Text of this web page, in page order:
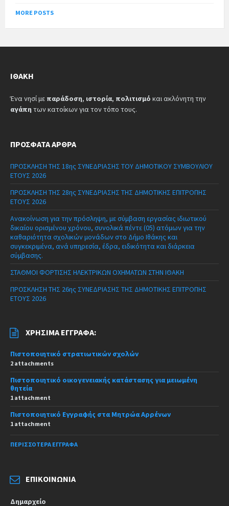
MORE POSTS
ΙΘΆΚΗ
Ένα νησί με παράδοση, ιστορία, πολιτισμό και ακλόνητη την
αγάπη των κατοίκων για τον τόπο τους.
ΠΡΌΣΦΑΤΑ ΆΡΘΡΑ
ΠΡΟΣΚΛΗΣΗ ΤΗΣ 18ης ΣΥΝΕΔΡΙΑΣΗΣ ΤΟΥ ΔΗΜΟΤΙΚΟΥ ΣΥΜΒΟΥΛΙΟΥ
ΕΤΟΥΣ 2026
ΠΡΟΣΚΛΗΣΗ ΤΗΣ 28ης ΣΥΝΕΔΡΙΑΣΗΣ ΤΗΣ ΔΗΜΟΤΙΚΗΣ ΕΠΙΤΡΟΠΗΣ
ΕΤΟΥΣ 2026
Ανακοίνωση για την πρόσληψη, με σύμβαση εργασίας ιδιωτικού
δικαίου ορισμένου χρόνου, συνολικά πέντε (05) ατόμων για την
καθαριότητα σχολικών μονάδων στο Δήμο Ιθάκης και
συγκεκριμένα, ανά υπηρεσία, έδρα, ειδικότητα και διάρκεια
σύμβασης.
ΣΤΑΘΜΟΙ ΦΟΡΤΙΣΗΣ ΗΛΕΚΤΡΙΚΩΝ ΟΧΗΜΑΤΩΝ ΣΤΗΝ ΙΘΑΚΗ
ΠΡΟΣΚΛΗΣΗ ΤΗΣ 26ης ΣΥΝΕΔΡΙΑΣΗΣ ΤΗΣ ΔΗΜΟΤΙΚΗΣ ΕΠΙΤΡΟΠΗΣ
ΕΤΟΥΣ 2026
ΧΡΉΣΙΜΑ ΈΓΓΡΑΦΑ:
Πιστοποιητικό στρατιωτικών σχολών
2 attachments
Πιστοποιητικό οικογενειακής κατάστασης για μειωμένη
θητεία
1 attachment
Πιστοποιητικό Εγγραφής στα Μητρώα Αρρένων
1 attachment
ΠΕΡΙΣΣΌΤΕΡΑ ΈΓΓΡΑΦΑ
ΕΠΙΚΟΙΝΩΝΊΑ
Δημαρχείο